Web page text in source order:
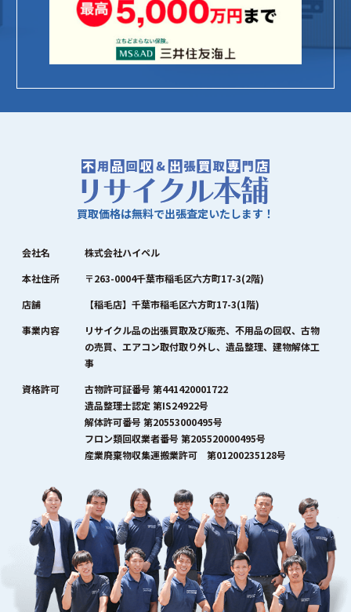
買取価格は無料で出張査定いたします！
会社名
株式会社ハイペル
本社住所
〒263-0004千葉市稲毛区六方町17-3(2階)
店舗
【稲毛店】千葉市稲毛区六方町17-3(1階)
事業内容
リサイクル品の出張買取及び販売、不用品の回収、古物
の売買、エアコン取付取り外し、遺品整理、建物解体工
事
資格許可
古物許可証番号 第441420001722
遺品整理士認定 第IS24922号
解体許可番号 第20553000495号
フロン類回収業者番号 第205520000495号
産業廃棄物収集運搬業許可 第01200235128号